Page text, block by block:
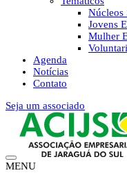
Núcleos
Jovens
Mulher
Agenda
Notícias
Contato
Seja um associado
MENU